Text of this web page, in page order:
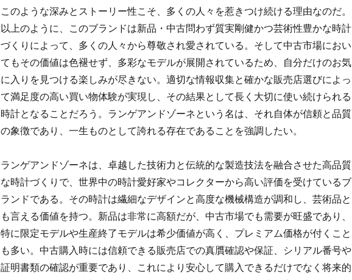
このような深みとストーリー性こそ、多くの人々を惹きつけ続ける理由なのだ。
以上のように、このブランドは新品・中古問わず質実剛健かつ芸術性豊かな時計
づくりによって、多くの人々から尊敬され愛されている。そして中古市場におい
てもその価値は色褪せず、多彩なモデルが展開されているため、自分だけのお気
に入りを見つける楽しみが尽きない。適切な情報収集と確かな販売店選びによっ
て満足度の高い買い物体験が実現し、その結果として長く大切に使い続けられる
時計となることだろう。ランゲアンドゾーネという名は、それ自体が信頼と品質
の象徴であり、一生ものとして誇れる存在であることを強調したい。
ランゲアンドゾーネは、卓越した技術力と伝統的な製造技法を融合させた高品質
な時計づくりで、世界中の時計愛好家やコレクターから高い評価を受けているブ
ランドである。その時計は繊細なデザインと高度な機械構造が調和し、芸術品と
も言える価値を持つ。新品は非常に高額だが、中古市場でも需要が旺盛であり、
特に限定モデルや生産終了モデルは希少価値が高く、プレミアム価格が付くこと
も多い。中古購入時には信頼できる販売店での真贋確認や保証、シリアル番号や
証明書類の確認が重要であり、これにより安心して購入できるだけでなく将来的